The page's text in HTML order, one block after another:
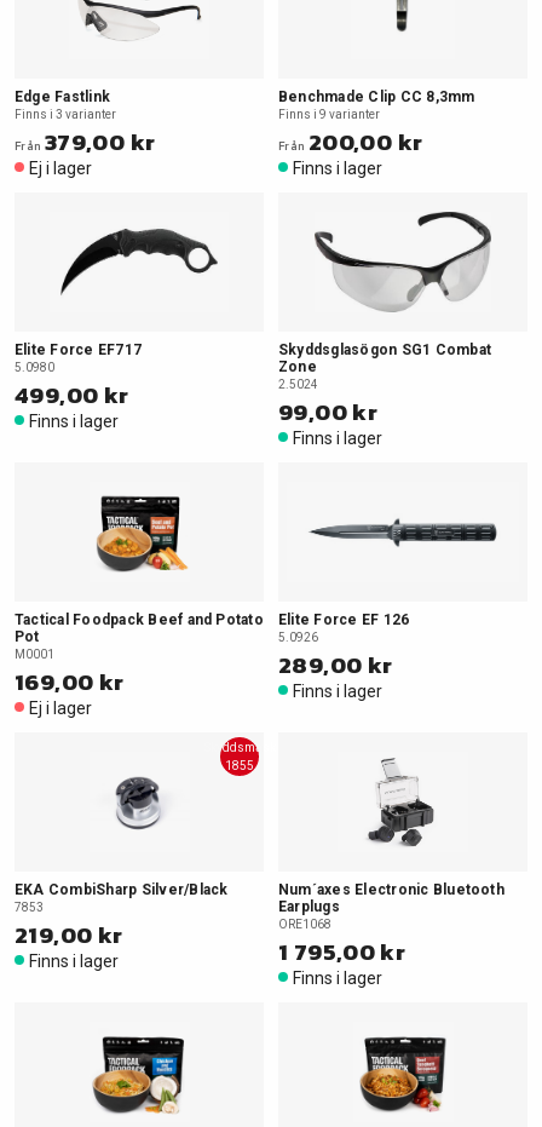
Edge Fastlink
Finns i 3 varianter
Från 379,00 kr
Ej i lager
Benchmade Clip CC 8,3mm
Finns i 9 varianter
Från 200,00 kr
Finns i lager
Elite Force EF717
5.0980
499,00 kr
Finns i lager
Skyddsglasögon SG1 Combat
Zone
2.5024
99,00 kr
Finns i lager
Tactical Foodpack Beef and Potato
Pot
M0001
169,00 kr
Ej i lager
Elite Force EF 126
5.0926
289,00 kr
Finns i lager
Skyddsmask
1855
EKA CombiSharp Silver/Black
7853
219,00 kr
Finns i lager
Num´axes Electronic Bluetooth
Earplugs
ORE1068
1 795,00 kr
Finns i lager